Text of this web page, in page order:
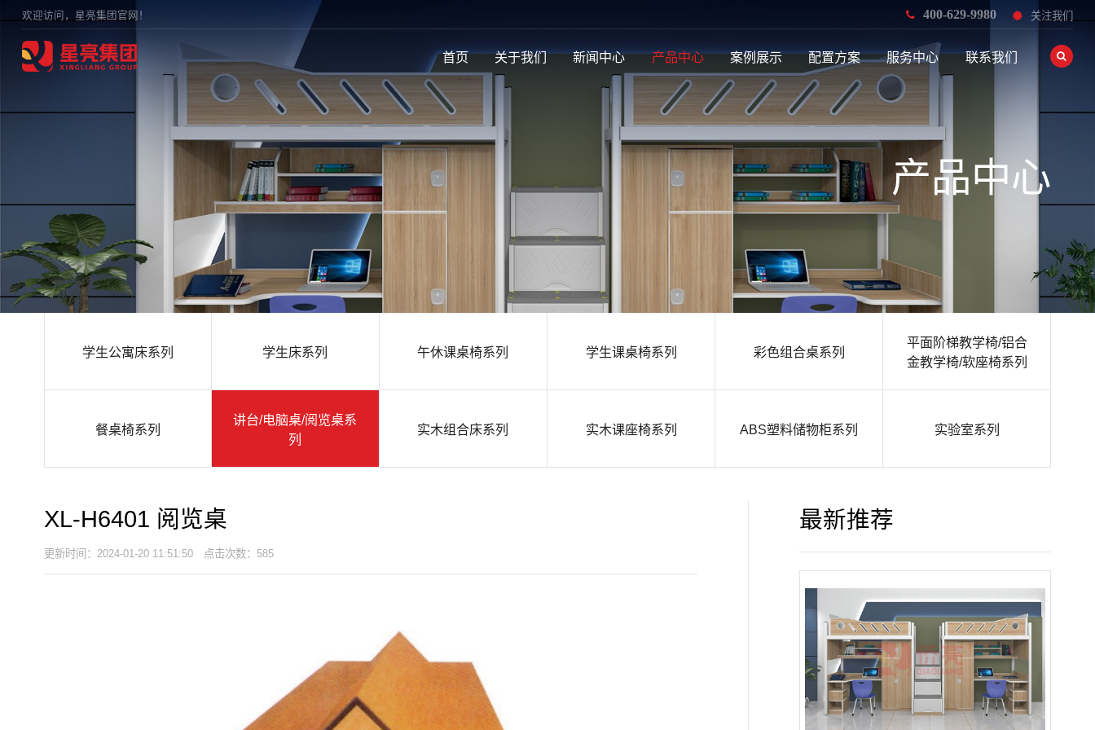
欢迎访问，星亮集团官网！ 400-629-9980 关注我们
首页 关于我们 新闻中心 产品中心 案例展示 配置方案 服务中心 联系我们
产品中心
学生公寓床系列 学生床系列 午休课桌椅系列 学生课桌椅系列 彩色组合桌系列
平面阶梯教学椅/铝合
金教学椅/软座椅系列
餐桌椅系列
讲台/电脑桌/阅览桌系
列
实木组合床系列 实木课座椅系列 ABS塑料储物柜系列 实验室系列
XL-H6401 阅览桌
更新时间：2024-01-20 11:51:50 点击次数：585
最新推荐